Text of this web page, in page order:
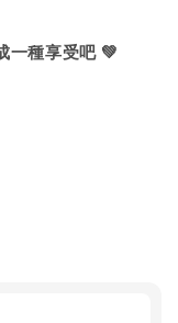
一種享受吧 💚